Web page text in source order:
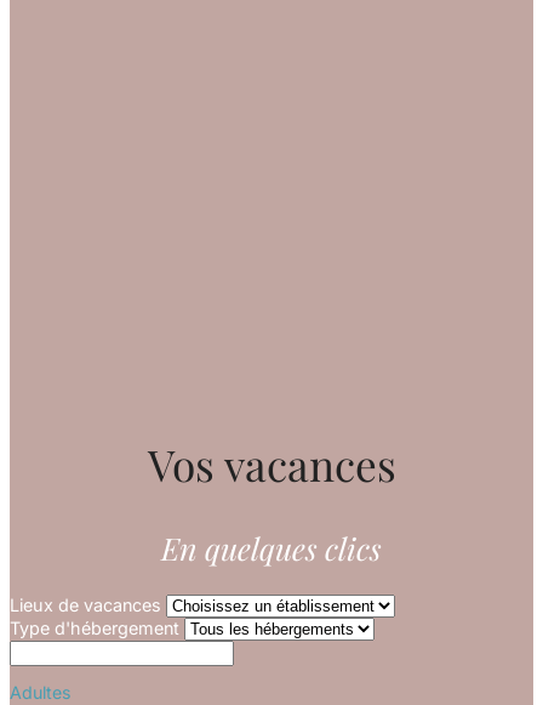
Vos vacances
En quelques clics
Lieux de vacances
Type d'hébergement
Adultes